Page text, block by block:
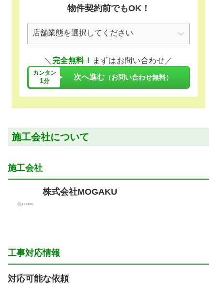
物件契約前でもOK！
＼ 完全無料！ まずはお問い合わせ／
カンタン
1分 次へ進む （お問い合わせ無料）
施工会社について
施工会社
株式会社MOGAKU
工事対応情報
対応可能な依頼